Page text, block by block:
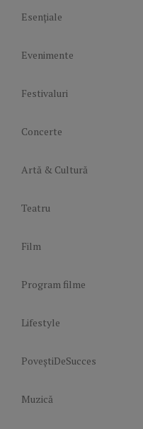
Esențiale
Evenimente
Festivaluri
Concerte
Artă & Cultură
Teatru
Film
Program filme
Lifestyle
PoveștiDeSucces
Muzică